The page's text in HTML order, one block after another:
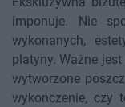
imponuje. Nie
wykonanych,
platyny. Ważne
wytworzone
wykończenie, czy